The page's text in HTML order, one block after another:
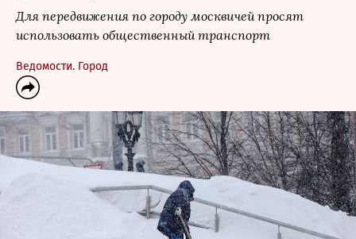
Для передвижения по городу москвичей просят
использовать общественный транспорт
Ведомости. Город